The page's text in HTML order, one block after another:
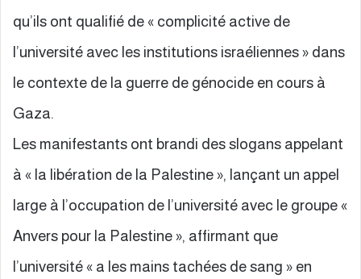
qu’ils ont qualifié de « complicité active de
l’université avec les institutions israéliennes » dans
le contexte de la guerre de génocide en cours à
Gaza.
Les manifestants ont brandi des slogans appelant
à « la libération de la Palestine », lançant un appel
large à l’occupation de l’université avec le groupe «
Anvers pour la Palestine », affirmant que
l’université « a les mains tachées de sang » en